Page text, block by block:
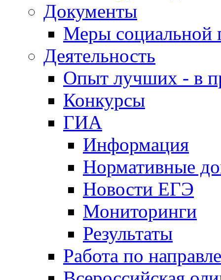
Документы
Меры социальной
Деятельность
Опыт лучших - в
Конкурсы
ГИА
Информация
Нормативные
Новости ЕГЭ
Мониторинги
Результаты
Работа по